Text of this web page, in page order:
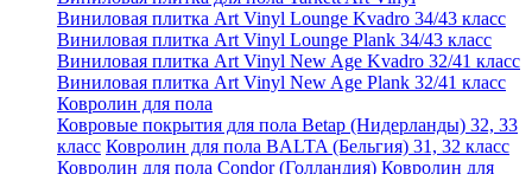
Виниловая плитка Art Vinyl Lounge Kvadro 34/43 класс
Виниловая плитка Art Vinyl Lounge Plank 34/43 класс
Виниловая плитка Art Vinyl New Age Kvadro 32/41 класс
Виниловая плитка Art Vinyl New Age Plank 32/41 класс
Ковролин для пола
Ковровые покрытия для пола Betap (Нидерланды) 32, 33
класс Ковролин для пола BALTA (Бельгия) 31, 32 класс
Ковролин для пола Condor (Голландия) Ковролин для